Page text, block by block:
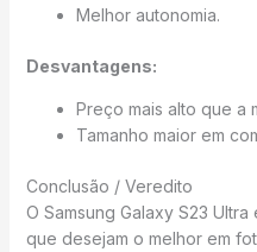
Melhor autonomia.
Desvantagens:
Preço mais alto que a
Tamanho maior em
Conclusão / Veredito
O Samsung Galaxy S23
que desejam o melhor em